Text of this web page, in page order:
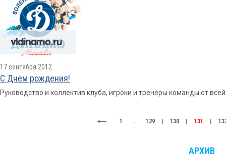
17 сентября 2012
С Днем рождения!
Руководство и коллектив клуба, игроки и тренеры команды от
1 .. 129 130 131
АРХИВ